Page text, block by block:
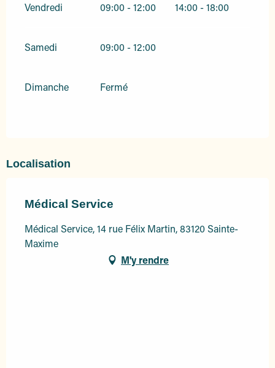
Vendredi 09:00 - 12:00 14:00 - 18:00
Samedi 09:00 - 12:00
Dimanche Fermé
Localisation
Médical Service
Médical Service, 14 rue Félix Martin, 83120 Sainte-
Maxime
M'y rendre